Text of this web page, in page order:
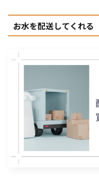
お水を配送してくれる